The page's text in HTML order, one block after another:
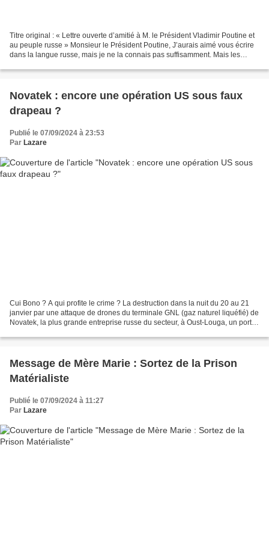
Titre original : « Lettre ouverte d’amitié à M. le Président Vladimir Poutine et
au peuple russe » Monsieur le Président Poutine, J’aurais aimé vous écrire
dans la langue russe, mais je ne la connais pas suffisamment. Mais les
Novatek : encore une opération US sous faux
drapeau ?
Publié le 07/09/2024 à 23:53
Par Lazare
Cui Bono ? A qui profite le crime ? La destruction dans la nuit du 20 au 21
janvier par une attaque de drones du terminale GNL (gaz naturel liquéfié) de
Novatek, la plus grande entreprise russe du secteur, à Oust-Louga, un port
Message de Mère Marie : Sortez de la Prison
Matérialiste
Publié le 07/09/2024 à 11:27
Par Lazare